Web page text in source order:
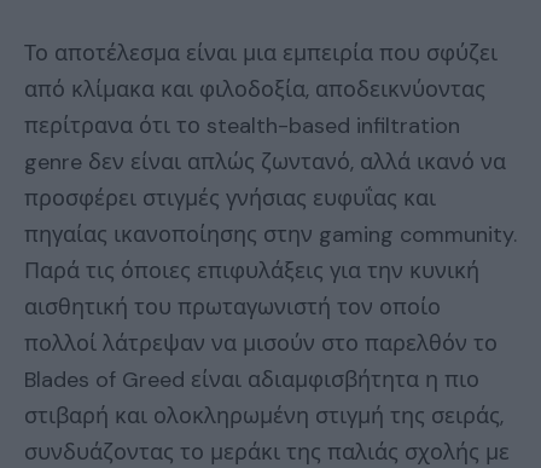
Το αποτέλεσμα είναι μια εμπειρία που σφύζει
από κλίμακα και φιλοδοξία, αποδεικνύοντας
περίτρανα ότι το stealth-based infiltration
genre δεν είναι απλώς ζωντανό, αλλά ικανό να
προσφέρει στιγμές γνήσιας ευφυΐας και
πηγαίας ικανοποίησης στην gaming community.
Παρά τις όποιες επιφυλάξεις για την κυνική
αισθητική του πρωταγωνιστή τον οποίο
πολλοί λάτρεψαν να μισούν στο παρελθόν το
Blades of Greed είναι αδιαμφισβήτητα η πιο
στιβαρή και ολοκληρωμένη στιγμή της σειράς,
συνδυάζοντας το μεράκι της παλιάς σχολής με